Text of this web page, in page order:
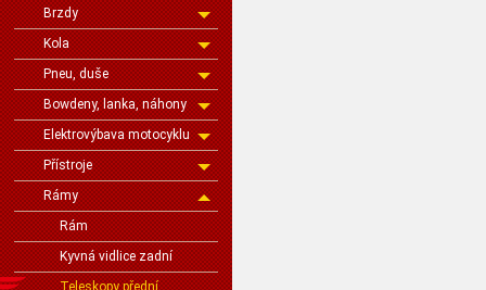
Brzdy
Kola
Pneu, duše
Bowdeny, lanka, náhony
Elektrovýbava motocyklu
Přístroje
Rámy
Rám
Kyvná vidlice zadní
Teleskopy přední